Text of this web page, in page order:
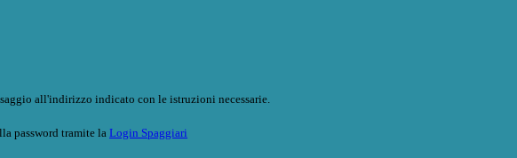
all'indirizzo indicato con le istruzioni necessarie.
password tramite la Login Spaggiari